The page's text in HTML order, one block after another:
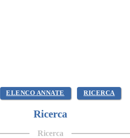
ELENCO ANNATE RICERCA
Ricerca
Ricerca